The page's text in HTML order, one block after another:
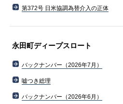
第372号 日米協調為替介入の正体
永田町ディープスロート
バックナンバー（2026年7月）
嘘つき総理
バックナンバー（2026年6月）